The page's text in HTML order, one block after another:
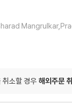
소할 경우 해외주문